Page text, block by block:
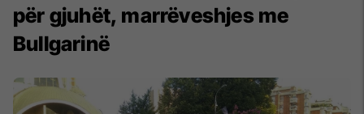
për gjuhët, marrëveshjes me
Bullgarinë